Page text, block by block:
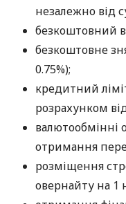
незалежно від
безкоштовний
безкоштовне
0.75%);
кредитний
розрахунком
валютообмінні
отримання
розміщення
овернайту на 1